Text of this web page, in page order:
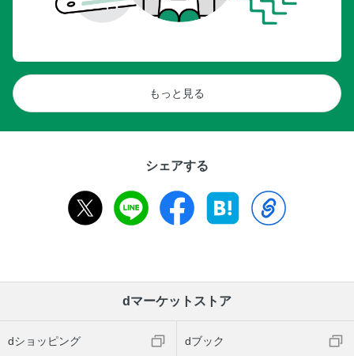
もっと見る
シェアする
dマーケットストア
dショッピング dブック